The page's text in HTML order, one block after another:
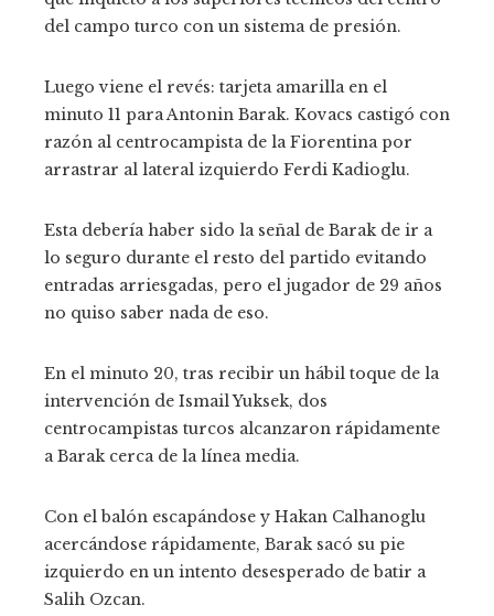
del campo turco con un sistema de presión.
Luego viene el revés: tarjeta amarilla en el
minuto 11 para Antonin Barak. Kovacs castigó con
razón al centrocampista de la Fiorentina por
arrastrar al lateral izquierdo Ferdi Kadioglu.
Esta debería haber sido la señal de Barak de ir a
lo seguro durante el resto del partido evitando
entradas arriesgadas, pero el jugador de 29 años
no quiso saber nada de eso.
En el minuto 20, tras recibir un hábil toque de la
intervención de Ismail Yuksek, dos
centrocampistas turcos alcanzaron rápidamente
a Barak cerca de la línea media.
Con el balón escapándose y Hakan Calhanoglu
acercándose rápidamente, Barak sacó su pie
izquierdo en un intento desesperado de batir a
Salih Ozcan.